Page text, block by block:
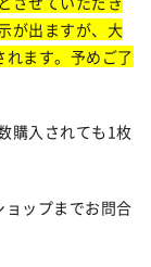
が出ますが、大
ます。予めご了
購入されても1枚
ップまでお問合